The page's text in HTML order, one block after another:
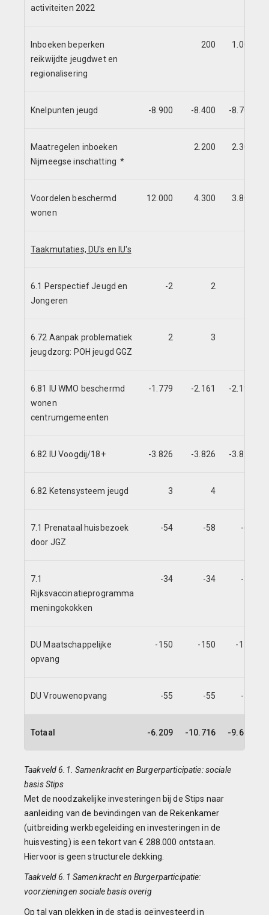
activiteiten 2022
Inboeken beperken
reikwijdte jeugdwet en
regionalisering
200 1.000
Knelpunten jeugd -8.900 -8.400 -8.700
Maatregelen inboeken
Nijmeegse inschatting *
2.200 2.300
Voordelen beschermd
wonen
12.000 4.300 3.800
Taakmutaties, DU's en IU's
6.1 Perspectief Jeugd en
Jongeren
-2 2
6.72 Aanpak problematiek
jeugdzorg: POH jeugd GGZ
2 3
6.81 IU WMO beschermd
wonen
centrumgemeenten
-1.779 -2.161 -2.191
6.82 IU Voogdij/18+ -3.826 -3.826 -3.826
6.82 Ketensysteem jeugd 3 4
7.1 Prenataal huisbezoek
door JGZ
-54 -58 -64
7.1
Rijksvaccinatieprogramma
meningokokken
-34 -34 -35
DU Maatschappelijke
opvang
-150 -150 -150
DU Vrouwenopvang -55 -55 -55
Totaal -6.209 -10.716 -9.626
Taakveld 6.1. Samenkracht en Burgerparticipatie: sociale
basis Stips
Met de noodzakelijke investeringen bij de Stips naar
aanleiding van de bevindingen van de Rekenkamer
(uitbreiding werkbegeleiding en investeringen in de
huisvesting) is een tekort van € 288.000 ontstaan.
Hiervoor is geen structurele dekking.
Taakveld 6.1 Samenkracht en Burgerparticipatie:
voorzieningen sociale basis overig
Op tal van plekken in de stad is geïnvesteerd in